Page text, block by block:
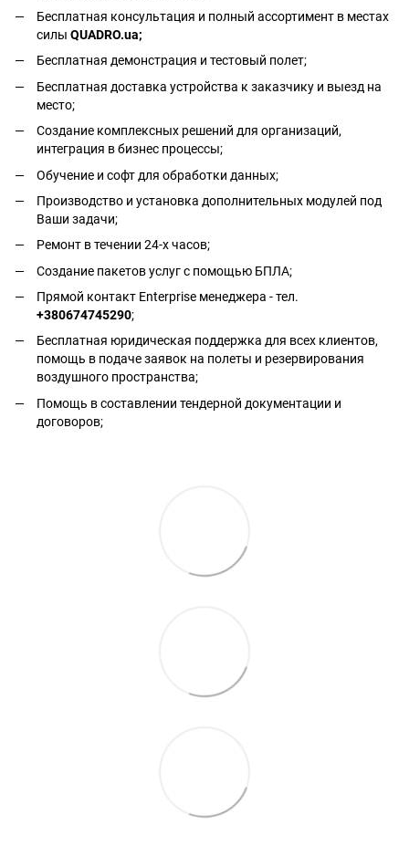
Бесплатная консультация и полный ассортимент в местах
силы QUADRO.ua;
Бесплатная демонстрация и тестовый полет;
Бесплатная доставка устройства к заказчику и выезд на
место;
Создание комплексных решений для организаций,
интеграция в бизнес процессы;
Обучение и софт для обработки данных;
Производство и установка дополнительных модулей под
Ваши задачи;
Ремонт в течении 24-х часов;
Создание пакетов услуг с помощью БПЛА;
Прямой контакт Enterprise менеджера - тел.
+380674745290;
Бесплатная юридическая поддержка для всех клиентов,
помощь в подаче заявок на полеты и резервирования
воздушного пространства;
Помощь в составлении тендерной документации и
договоров;